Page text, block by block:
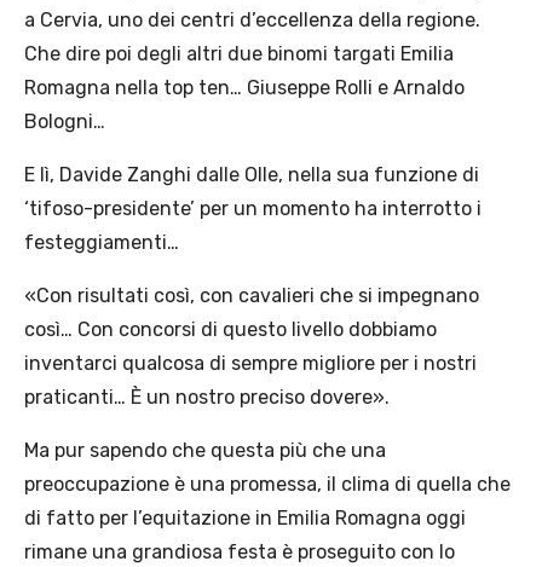
a Cervia, uno dei centri d’eccellenza della regione.
Che dire poi degli altri due binomi targati Emilia
Romagna nella top ten… Giuseppe Rolli e Arnaldo
Bologni…
E lì, Davide Zanghi dalle Olle, nella sua funzione di
‘tifoso-presidente’ per un momento ha interrotto i
festeggiamenti…
«Con risultati così, con cavalieri che si impegnano
così… Con concorsi di questo livello dobbiamo
inventarci qualcosa di sempre migliore per i nostri
praticanti… È un nostro preciso dovere».
Ma pur sapendo che questa più che una
preoccupazione è una promessa, il clima di quella che
di fatto per l’equitazione in Emilia Romagna oggi
rimane una grandiosa festa è proseguito con lo